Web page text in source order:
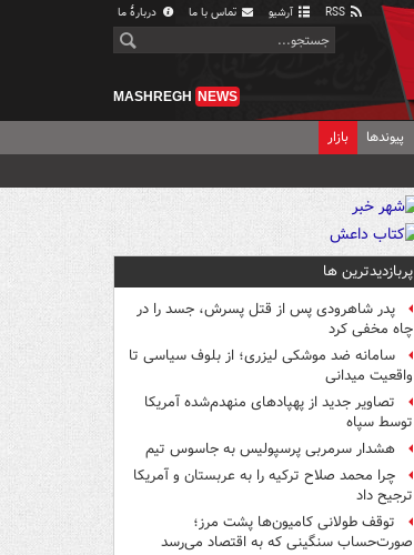
آرشیو تماس با ما دربارهٔ ما
MASHREGH NEWS
پیوندها بازار
پربازدیدترین ها
پدر شاهرودی پس از قتل پسرش، جسد را در
چاه مخفی کرد
سامانه ضد موشکی لیزری؛ از بلوف سیاسی تا
واقعیت میدانی
تصاویر جدید از پهپادهای منهدم‌شده آمریکا
توسط سپاه
هشدار سرمربی پرسپولیس به جاسوس تیم
چرا محمد صلاح ترکیه را به عربستان و آمریکا
ترجیح داد
توقف طولانی کامیون‌ها پشت مرز؛
صورت‌حساب سنگینی که به اقتصاد می‌رسد